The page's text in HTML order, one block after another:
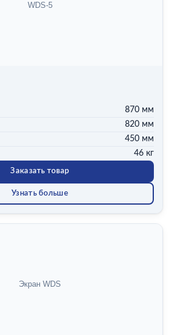
WDS-5
870 мм
820 мм
450 мм
46 кг
Заказать товар
Узнать больше
Экран WDS